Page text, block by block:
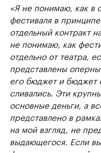
«Я не понимаю, как в
фестиваля в
отдельный контракт
не понимаю, как
отдельно от театра,
представлены
его бюджет и бюджет
сливались. Эти
основные деньги, а
представлено в
на мой взгляд, не
выдающегося. Если